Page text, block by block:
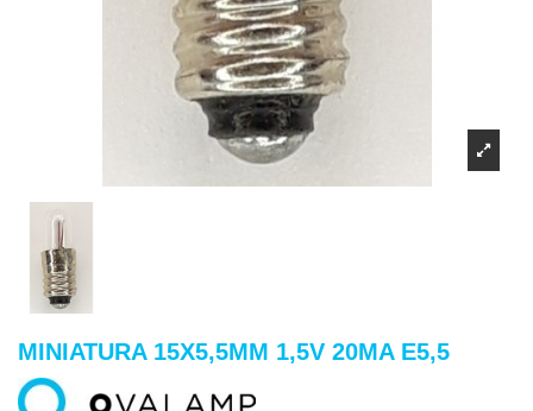
MINIATURA 15X5,5MM 1,5V 20MA E5,5